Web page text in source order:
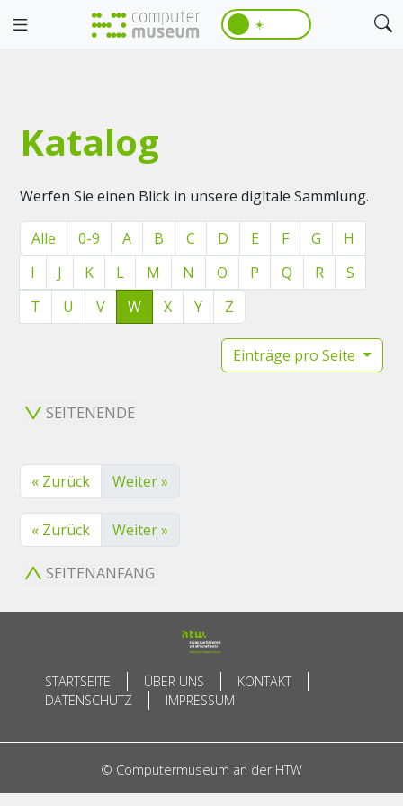
☀️
Katalog
Werfen Sie einen Blick in unsere digitale Sammlung.
Alle 0-9 A B C D E F G
H
I
J K L M N O P Q R
S
T
U V W X Y Z
Einträge pro Seite
SEITENENDE
« Zurück Weiter »
« Zurück Weiter »
SEITENANFANG
STARTSEITE ÜBER UNS
KONTAKT
DATENSCHUTZ
IMPRESSUM
© Computermuseum an der HTW